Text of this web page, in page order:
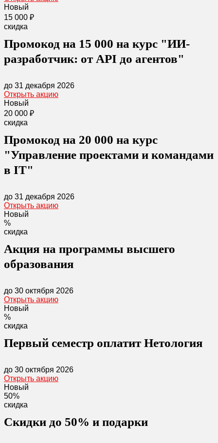
Новый
15 000 ₽
скидка
Промокод на 15 000 на курс "ИИ-
разработчик: от API до агентов"
до 31 декабря 2026
Открыть акцию
Новый
20 000 ₽
скидка
Промокод на 20 000 на курс
"Управление проектами и командами
в IT​"
до 31 декабря 2026
Открыть акцию
Новый
%
скидка
Акция на программы высшего
образования
до 30 октября 2026
Открыть акцию
Новый
%
скидка
Первый семестр оплатит Нетология
до 30 октября 2026
Открыть акцию
Новый
50%
скидка
Скидки до 50% и подарки